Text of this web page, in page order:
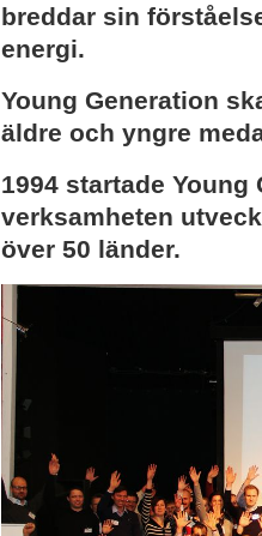
breddar sin
energi.
Young Generation
äldre och yngre
1994 startade
verksamheten
över 50 länder.